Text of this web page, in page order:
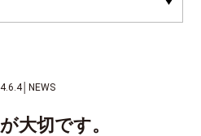
│ NEWS
大切です。